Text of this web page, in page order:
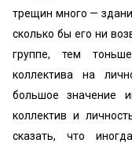
трещин много —
сколько бы его ни
группе, тем
коллектива на
большое значение
коллектив и
сказать, что